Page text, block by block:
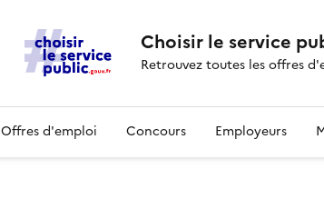
Choisir le service
Retrouvez toutes les offres
Offres d'emploi Concours Employeurs